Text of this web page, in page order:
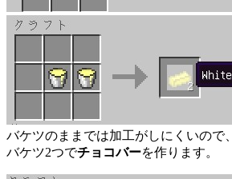
バケツのままでは加工がしにくいので、
バケツ2つでチョコバーを作ります。